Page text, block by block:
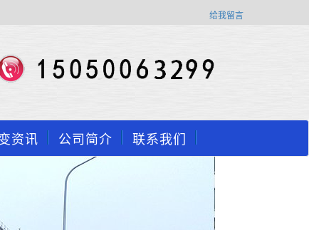
给我留言
资讯 公司简介 联系我们